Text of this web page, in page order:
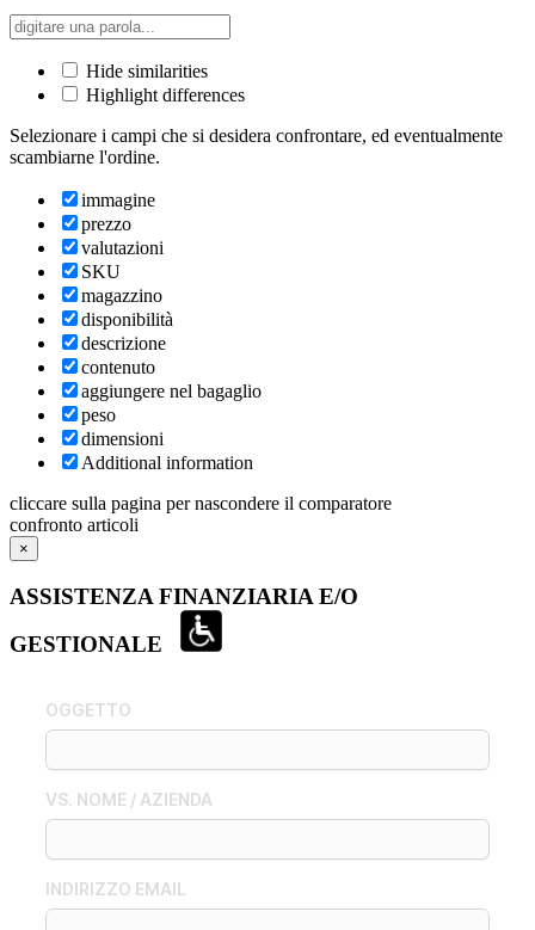
Hide similarities
Highlight differences
Selezionare i campi che si desidera confrontare, ed eventualmente
scambiarne l'ordine.
immagine
prezzo
valutazioni
SKU
magazzino
disponibilità
descrizione
contenuto
aggiungere nel bagaglio
peso
dimensioni
Additional information
cliccare sulla pagina per nascondere il comparatore
confronto articoli
×
ASSISTENZA FINANZIARIA E/O
GESTIONALE